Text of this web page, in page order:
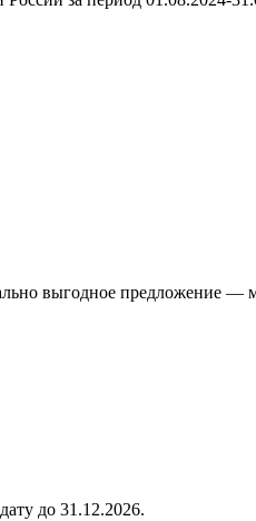
выгодное предложение —
до 31.12.2026.